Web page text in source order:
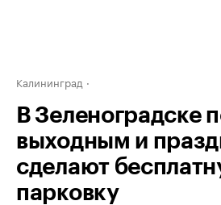
Калининград
В Зеленоградске
выходным и
сделают
парковку